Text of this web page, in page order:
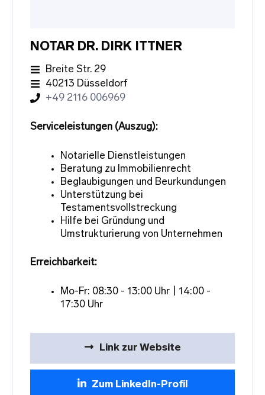
NOTAR DR. DIRK ITTNER
Breite Str. 29
40213 Düsseldorf
+49 2116 006969
Serviceleistungen (Auszug):
Notarielle Dienstleistungen
Beratung zu Immobilienrecht
Beglaubigungen und Beurkundungen
Unterstützung bei
Testamentsvollstreckung
Hilfe bei Gründung und
Umstrukturierung von Unternehmen
Erreichbarkeit:
Mo-Fr: 08:30 - 13:00 Uhr | 14:00 -
17:30 Uhr
Link zur Website
Zum LinkedIn-Profil